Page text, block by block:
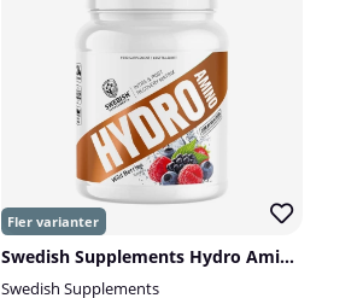
Swedish Supplements Hydro Amino, 775 g
Swedish Supplements